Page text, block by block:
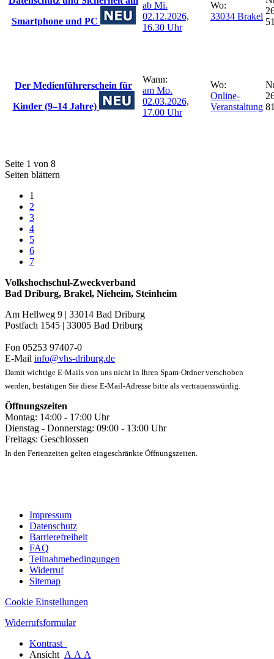
Smartphone und PC
ab Mi.
02.12.2026,
16.30 Uhr
Wo:
33034 Brakel
Der Medienführerschein für
Kinder (9–14 Jahre)
Wann:
am Mo.
02.03.2026,
17.00 Uhr
Wo:
Online-
Veranstaltung
Seite 1 von 8
Seiten blättern
1
2
3
4
5
6
7
Volkshochschul-Zweckverband
Bad Driburg, Brakel, Nieheim, Steinheim
Am Hellweg 9 | 33014 Bad Driburg
Postfach 1545 | 33005 Bad Driburg
Fon 05253 97407-0
E-Mail info@vhs-driburg.de
Damit wichtige E-Mails von uns nicht in Ihren Spam-Ordner verschoben
werden, bestätigen Sie diese E-Mail-Adresse bitte als vertrauenswürdig.
Öffnungszeiten
Montag: 14:00 - 17:00 Uhr
Dienstag - Donnerstag: 09:00 - 13:00 Uhr
Freitags: Geschlossen
In den Ferienzeiten gelten eingeschränkte Öffnungszeiten.
Impressum
Datenschutz
Barrierefreiheit
FAQ
Teilnahmebedingungen
Widerruf
Sitemap
Cookie Einstellungen
Widerrufsformular
Kontrast
Ansicht A A A